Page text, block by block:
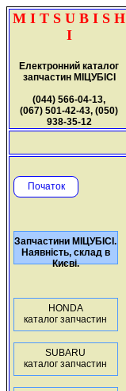
M I T S U B I S H
I
Електронний каталог
запчастин МІЦУБІСІ
(044) 566-04-13,
(067) 501-42-43, (050)
938-35-12
Початок
Запчастини МІЦУБІСІ.
Наявність, склад в
Києві.
HONDA
каталог запчастин
SUBARU
каталог запчастин